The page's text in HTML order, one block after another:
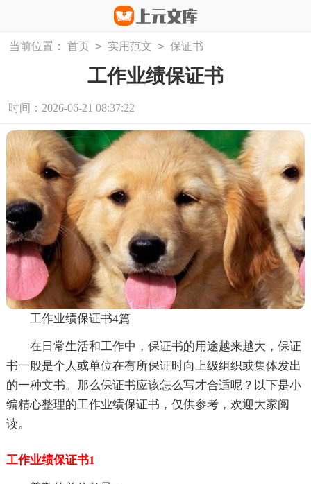
当前位置： 首页 > 实用范文 > 保证书
工作业绩保证书
时间：2026-06-21 08:37:22
工作业绩保证书4篇
在日常生活和工作中，保证书的用途越来越大，保证
书一般是个人或单位在有所保证时向上级组织或集体发出
的一种文书。那么保证书应该怎么写才合适呢？以下是小
编精心整理的工作业绩保证书，仅供参考，欢迎大家阅
读。
工作业绩保证书1